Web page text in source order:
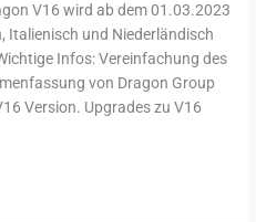
V16 wird ab dem 01.03.2023
Italienisch und Niederländisch
Infos: Vereinfachung des
von Dragon Group
Version. Upgrades zu V16